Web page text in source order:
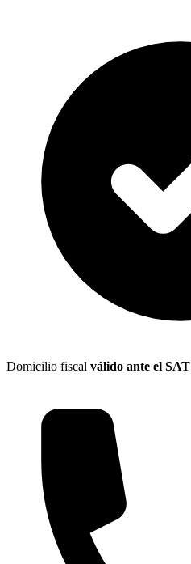
Domicilio fiscal válido ante el SAT